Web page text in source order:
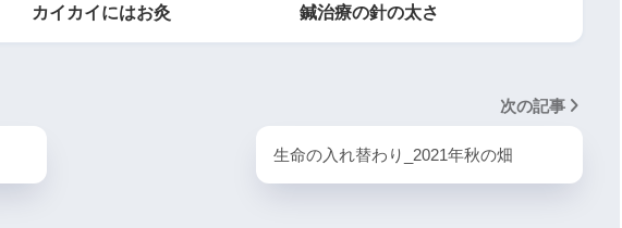
カイカイにはお灸 鍼治療の針の太さ
次の記事
生命の入れ替わり_2021年秋の畑